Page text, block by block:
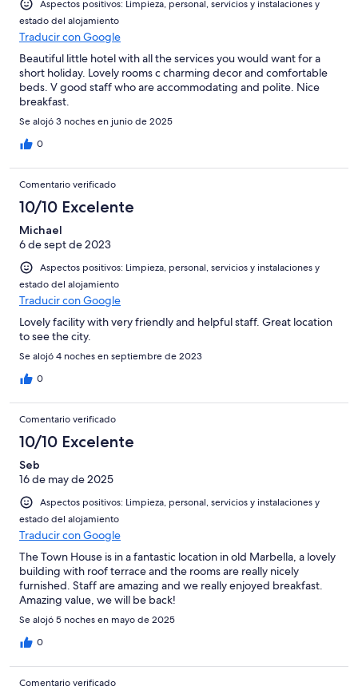
Aspectos positivos: Limpieza, personal, servicios y instalaciones y
estado del alojamiento
Traducir con Google
Beautiful little hotel with all the services you would want for a
short holiday. Lovely rooms c charming decor and comfortable
beds. V good staff who are accommodating and polite. Nice
breakfast.
Se alojó 3 noches en junio de 2025
0
Comentario verificado
10/10 Excelente
Michael
6 de sept de 2023
Aspectos positivos: Limpieza, personal, servicios y instalaciones y
estado del alojamiento
Traducir con Google
Lovely facility with very friendly and helpful staff. Great location
to see the city.
Se alojó 4 noches en septiembre de 2023
0
Comentario verificado
10/10 Excelente
Seb
16 de may de 2025
Aspectos positivos: Limpieza, personal, servicios y instalaciones y
estado del alojamiento
Traducir con Google
The Town House is in a fantastic location in old Marbella, a lovely
building with roof terrace and the rooms are really nicely
furnished. Staff are amazing and we really enjoyed breakfast.
Amazing value, we will be back!
Se alojó 5 noches en mayo de 2025
0
Comentario verificado